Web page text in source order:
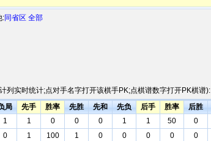
:同省区 全部
列实时统计;点对手名字打开该棋手PK;点棋谱数字打开PK棋谱):
局 先手 胜率 先胜 先和 先负 后手 胜率 后胜
1 1 0 0 0 1 1 50 0
0 1 100 1 0 0 0 0 0